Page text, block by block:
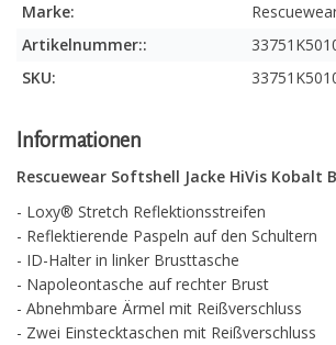
Marke:
Artikelnummer::
SKU:
Informationen
Rescuewear Softshell Jacke HiVis Kobalt
- Loxy® Stretch Reflektionsstreifen
- Reflektierende Paspeln auf den Schultern
- ID-Halter in linker Brusttasche
- Napoleontasche auf rechter Brust
- Abnehmbare Ärmel mit Reißverschluss
- Zwei Einstecktaschen mit Reißverschluss